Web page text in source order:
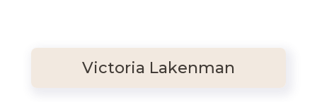
Victoria Lakenman